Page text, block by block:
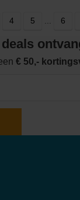
4 5 6
€ 50,-